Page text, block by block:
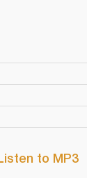
to MP3